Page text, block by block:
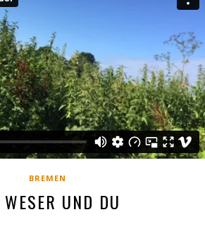
BREMEN
UND DU